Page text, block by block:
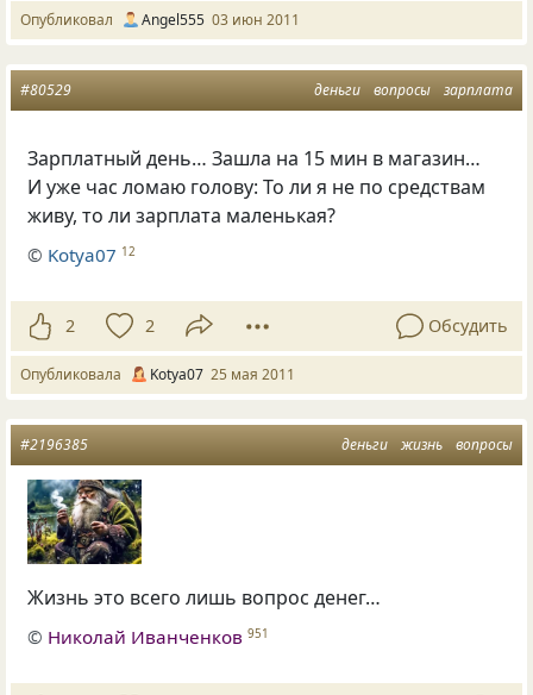
Опубликовал Аngel555 03 июн 2011
деньги вопросы зарплата
#80529
Зарплатный день… Зашла на 15 мин в магазин…
И уже час ломаю голову: То ли я не по средствам
живу, то ли зарплата маленькая?
© Kotya07 12
2 2 Обсудить
Опубликовала Kotya07 25 мая 2011
деньги жизнь вопросы
#2196385
Жизнь это всего лишь вопрос денег…
© Николай Иванченков 951